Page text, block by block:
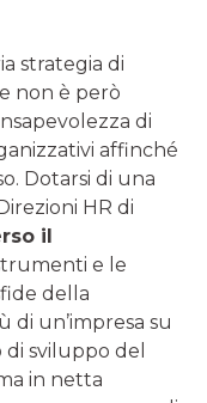
strategia di
non è però
di
affinché
Dotarsi di una
HR di
il
e le
della
di un’impresa su
sviluppo del
in netta